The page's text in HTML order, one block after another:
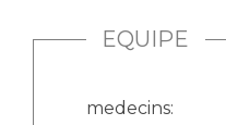
Laïcité et cultes
Livret d'accueil
Chercheurs
La recherche clinique
EQUIPE
medecins: